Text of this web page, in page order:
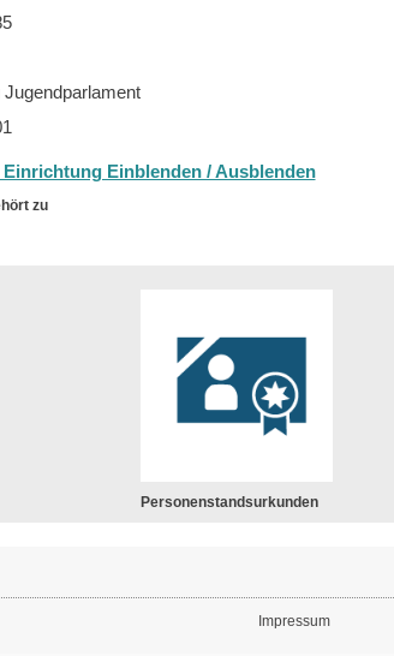
Einblenden / Ausblenden
zu
Personenstandsurkunden
Impressum